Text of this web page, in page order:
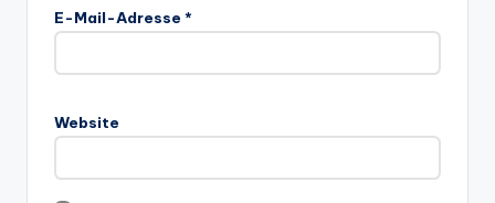
E-Mail-Adresse *
Website